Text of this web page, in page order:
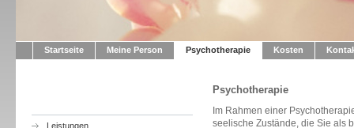
Startseite Meine Person Psychotherapie Kosten
Leistungen
Psychotherapie
Im Rahmen einer
seelische Zustände, die Sie als